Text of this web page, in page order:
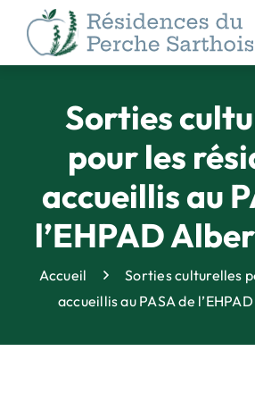
Passer
contenu
DES RÉSIDENTS
NOS
ACTUALITÉS
ORGANISATION
DES SOINS
ANIMATION
& VIE SOCIALE
DROITS DES
Sorties
pour les
accueillis au
l’EHPAD
Accueil
Sorties culturelles
accueillis au PASA de